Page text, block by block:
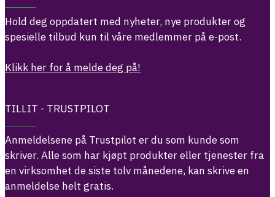
Hold deg oppdatert med nyheter, nye produkter og
spesielle tilbud kun til våre medlemmer på e-post.
Klikk her for å melde deg på!
TILLIT - TRUSTPILOT
Anmeldelsene på Trustpilot er du som kunde som
skriver. Alle som har kjøpt produkter eller tjenester fra
en virksomhet de siste tolv månedene, kan skrive en
anmeldelse helt gratis.